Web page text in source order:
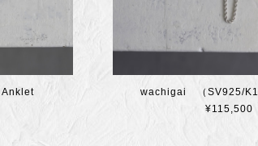
wachigai （SV925/
¥115,500